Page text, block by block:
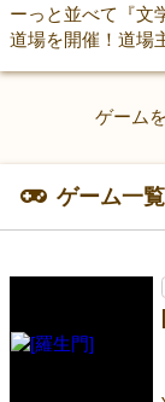
ーっと並べて『文
道場を開催！道場
ゲームを
ゲーム一覧